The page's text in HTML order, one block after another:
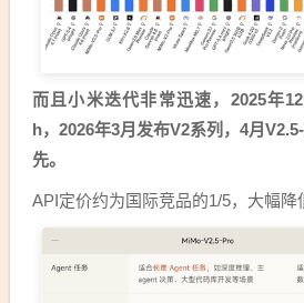
而且小米迭代非常迅速，2025年
h，2026年3月发布V2系列，4月
先。
API定价约为国际竞品的1/5，大幅降